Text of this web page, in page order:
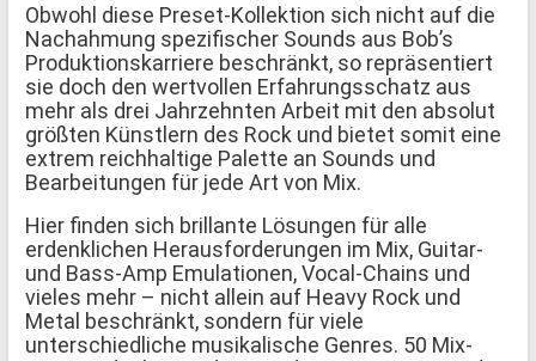
Obwohl diese Preset-Kollektion sich nicht auf die
Nachahmung spezifischer Sounds aus Bob’s
Produktionskarriere beschränkt, so repräsentiert
sie doch den wertvollen Erfahrungsschatz aus
mehr als drei Jahrzehnten Arbeit mit den absolut
größten Künstlern des Rock und bietet somit eine
extrem reichhaltige Palette an Sounds und
Bearbeitungen für jede Art von Mix.
Hier finden sich brillante Lösungen für alle
erdenklichen Herausforderungen im Mix, Guitar-
und Bass-Amp Emulationen, Vocal-Chains und
vieles mehr – nicht allein auf Heavy Rock und
Metal beschränkt, sondern für viele
unterschiedliche musikalische Genres. 50 Mix-